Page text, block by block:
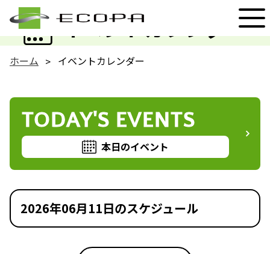
イベントカレンダー
EVENT
ホーム イベントカレンダー
TODAY'S EVENTS
本日のイベント
2026年06月11日のスケジュール